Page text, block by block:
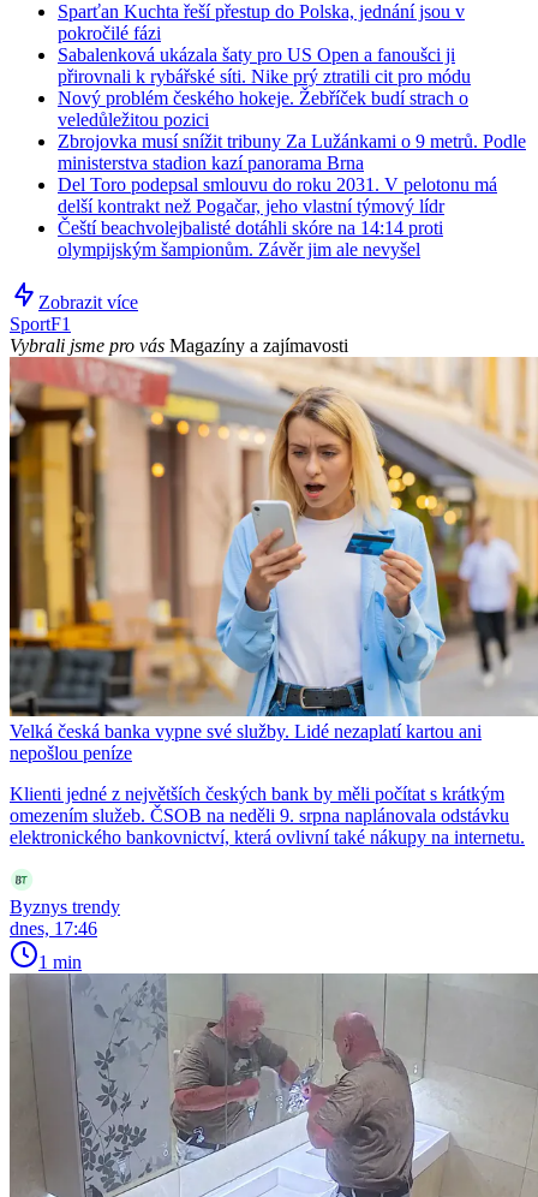
Sparťan Kuchta řeší přestup do Polska, jednání jsou v
pokročilé fázi
Sabalenková ukázala šaty pro US Open a fanoušci ji
přirovnali k rybářské síti. Nike prý ztratili cit pro módu
Nový problém českého hokeje. Žebříček budí strach o
veledůležitou pozici
Zbrojovka musí snížit tribuny Za Lužánkami o 9 metrů. Podle
ministerstva stadion kazí panorama Brna
Del Toro podepsal smlouvu do roku 2031. V pelotonu má
delší kontrakt než Pogačar, jeho vlastní týmový lídr
Čeští beachvolejbalisté dotáhli skóre na 14:14 proti
olympijským šampionům. Závěr jim ale nevyšel
Zobrazit více
SportF1
Vybrali jsme pro vás Magazíny a zajímavosti
Velká česká banka vypne své služby. Lidé nezaplatí kartou ani
nepošlou peníze
Klienti jedné z největších českých bank by měli počítat s krátkým
omezením služeb. ČSOB na neděli 9. srpna naplánovala odstávku
elektronického bankovnictví, která ovlivní také nákupy na internetu.
Byznys trendy
dnes, 17:46
1 min